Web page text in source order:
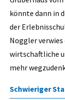
könnte dann in
der
Noggler verwies
wirtschaftliche
mehr
Schwieriger